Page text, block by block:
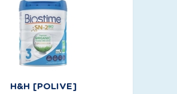
H&H [POLIVE]